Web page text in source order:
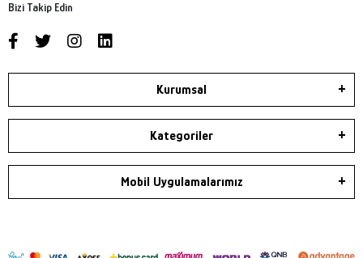
Bizi Takip Edin
Kurumsal
Kategoriler
Mobil Uygulamalarımız